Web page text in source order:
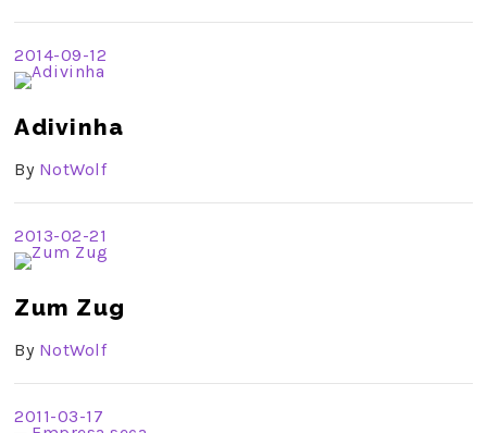
2014-09-12
Adivinha
By NotWolf
2013-02-21
Zum Zug
By NotWolf
2011-03-17